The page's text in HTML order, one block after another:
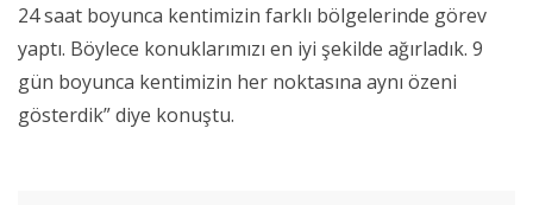
24 saat boyunca kentimizin farklı bölgelerinde görev
yaptı. Böylece konuklarımızı en iyi şekilde ağırladık. 9
gün boyunca kentimizin her noktasına aynı özeni
gösterdik” diye konuştu.